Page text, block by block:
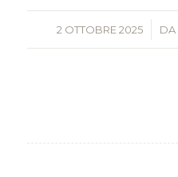
2 OTTOBRE 2025
/ DA